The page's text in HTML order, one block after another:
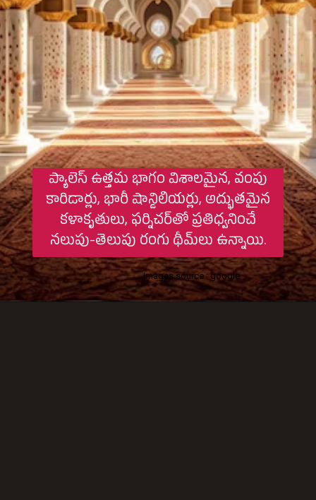
ప్యాలెస్ ఉత్తమ భాగం విశాలమైన, వంపు
కారిడార్లు, భారీ షాన్డిలియర్లు, అద్భుతమైన
కళాకృతులు, ఫర్నిచర్‌తో ప్రతిధ్వనించే
నలుపు-తెలుపు రంగు థీమ్‌లు ఉన్నాయి.
Images source : google